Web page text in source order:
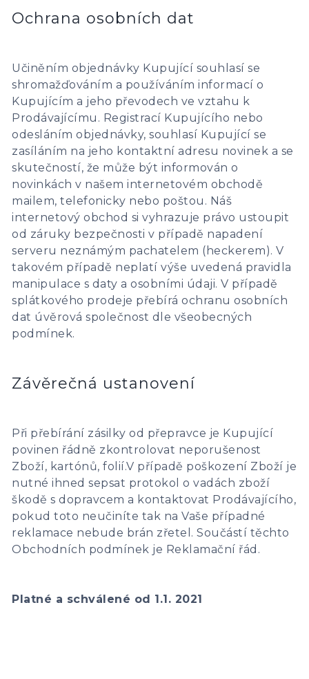
Ochrana osobních dat
Učiněním objednávky Kupující souhlasí se
shromažďováním a používáním informací o
Kupujícím a jeho převodech ve vztahu k
Prodávajícímu. Registrací Kupujícího nebo
odesláním objednávky, souhlasí Kupující se
zasíláním na jeho kontaktní adresu novinek a se
skutečností, že může být informován o
novinkách v našem internetovém obchodě
mailem, telefonicky nebo poštou. Náš
internetový obchod si vyhrazuje právo ustoupit
od záruky bezpečnosti v případě napadení
serveru neznámým pachatelem (heckerem). V
takovém případě neplatí výše uvedená pravidla
manipulace s daty a osobními údaji. V případě
splátkového prodeje přebírá ochranu osobních
dat úvěrová společnost dle všeobecných
podmínek.
Závěrečná ustanovení
Při přebírání zásilky od přepravce je Kupující
povinen řádně zkontrolovat neporušenost
Zboží, kartónů, folií.V případě poškození Zboží je
nutné ihned sepsat protokol o vadách zboží
škodě s dopravcem a kontaktovat Prodávajícího,
pokud toto neučiníte tak na Vaše případné
reklamace nebude brán zřetel. Součástí těchto
Obchodních podmínek je Reklamační řád.
Platné a schválené od 1.1. 2021